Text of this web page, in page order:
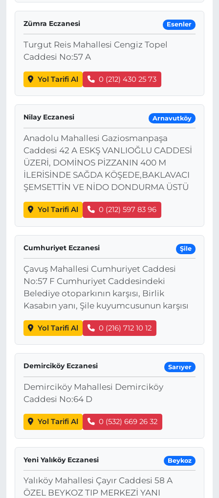
Zümra Eczanesi Esenler
Turgut Reis Mahallesi Cengiz Topel
Caddesi No:57 A
Yol Tarifi Al 0 (212) 430 25 73
Nilay Eczanesi Arnavutköy
Anadolu Mahallesi Gaziosmanpaşa
Caddesi 42 A ESKŞ VANLIOĞLU CADDESİ
ÜZERİ, DOMİNOS PİZZANIN 400 M
İLERİSİNDE SAĞDA KÖŞEDE,BAKLAVACI
ŞEMSETTİN VE NİDO DONDURMA ÜSTÜ
Yol Tarifi Al 0 (212) 597 83 96
Cumhuriyet Eczanesi Şile
Çavuş Mahallesi Cumhuriyet Caddesi
No:57 F Cumhuriyet Caddesindeki
Belediye otoparkının karşısı, Birlik
Kasabın yanı, Şile kuyumcusunun karşısı
Yol Tarifi Al 0 (216) 712 10 12
Demirciköy Eczanesi Sarıyer
Demirciköy Mahallesi Demirciköy
Caddesi No:64 D
Yol Tarifi Al 0 (532) 669 26 32
Yeni Yalıköy Eczanesi Beykoz
Yalıköy Mahallesi Çayır Caddesi 58 A
ÖZEL BEYKOZ TIP MERKEZİ YANI